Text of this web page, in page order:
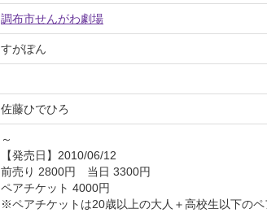
調布市せんがわ劇場
すがぽん
佐藤ひでひろ
～
【発売日】2010/06/12
前売り 2800円 当日 3300円
ペアチケット 4000円
※ペアチケットは20歳以上の大人＋高校生以下のペ